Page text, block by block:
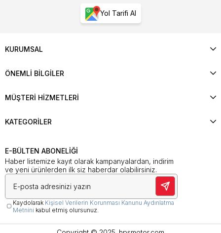
Yol Tarifi Al
KURUMSAL
ÖNEMLİ BİLGİLER
MÜŞTERİ HİZMETLERİ
KATEGORİLER
E-BÜLTEN ABONELİĞİ
Haber listemize kayıt olarak kampanyalardan, indirim
ve yeni ürünlerden ilk siz haberdar olabilirsiniz.
Kaydolarak Kişisel Verilerin Korunması Kanunu Aydınlatma
Metnini kabul etmiş olursunuz.